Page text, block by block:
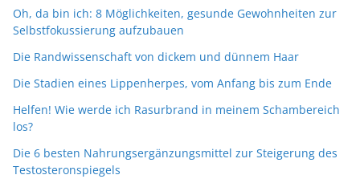
Oh, da bin ich: 8 Möglichkeiten, gesunde Gewohnheiten zur
Selbstfokussierung aufzubauen
Die Randwissenschaft von dickem und dünnem Haar
Die Stadien eines Lippenherpes, vom Anfang bis zum Ende
Helfen! Wie werde ich Rasurbrand in meinem Schambereich
los?
Die 6 besten Nahrungsergänzungsmittel zur Steigerung des
Testosteronspiegels